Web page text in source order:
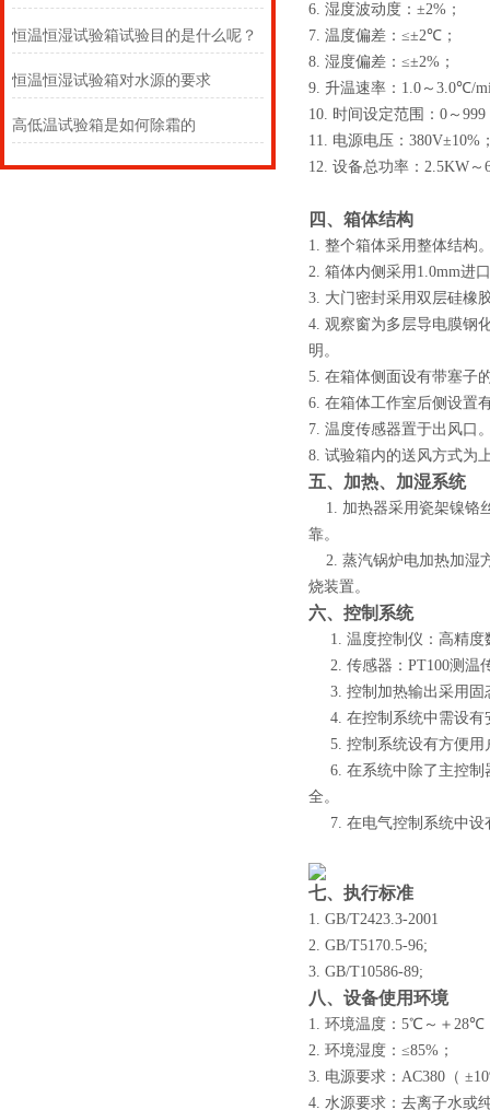
恒温恒湿试验箱试验目的是什么呢？
恒温恒湿试验箱对水源的要求
高低温试验箱是如何除霜的
6. 湿度波动度：±2% ；
7. 温度偏差：≤±2℃；
8. 湿度偏差：≤±2% ；
9. 升温速率：1.0～ 3.0℃/
10. 时间设定范围：0～ 999
11. 电源电压：380V±10%
12. 设备总功率：2.5KW ～
四、箱体结构
1. 整个箱体采用整体结构
2. 箱体内侧采用1.0mm进口
3. 大门密封采用双层硅橡
4. 观察窗为多层导电膜钢
明。
5. 在箱体侧面设有带塞子
6. 在箱体工作室后侧设置
7. 温度传感器置于出风口
8. 试验箱内的送风方式为
五、加热、加湿系统
1. 加热器采用瓷架镍铬
靠。
2. 蒸汽锅炉电加热加湿
烧装置。
六、控制系统
1. 温度控制仪：高精度
2. 传感器：PT100测温
3. 控制加热输出采用
4. 在控制系统中需设
5. 控制系统设有方便
6. 在系统中除了主控
全。
7. 在电气控制系统中
七、执行标准
1. GB/T2423.3-2001
2. GB/T5170.5-96;
3. GB/T10586-89;
八、设备使用环境
1. 环境温度：5℃～＋ 28℃
2. 环境湿度：≤85% ；
3. 电源要求：AC380（ ±
4. 水源要求：去离子水或